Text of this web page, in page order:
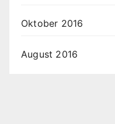
Oktober 2016
August 2016